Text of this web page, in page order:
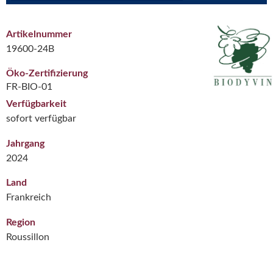
Artikelnummer
19600-24B
Öko-Zertifizierung
FR-BIO-01
Verfügbarkeit
sofort verfügbar
Jahrgang
2024
Land
Frankreich
Region
Roussillon